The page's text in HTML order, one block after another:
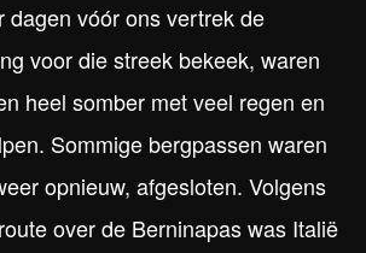
dagen vóór ons vertrek de
voor die streek bekeek, waren
heel somber met veel regen en
Sommige bergpassen waren
opnieuw, afgesloten. Volgens
over de Berninapas was Italië